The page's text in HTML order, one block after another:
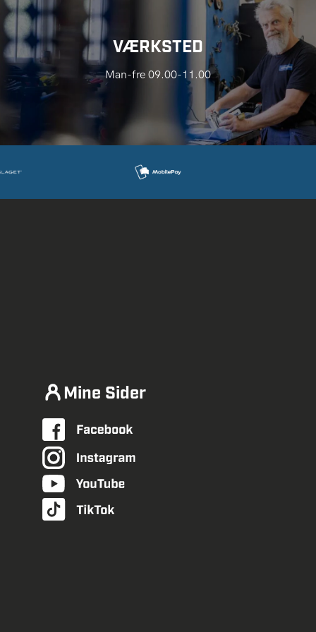
VÆRKSTED
Man-fre 09.00-11.00
Mine Sider